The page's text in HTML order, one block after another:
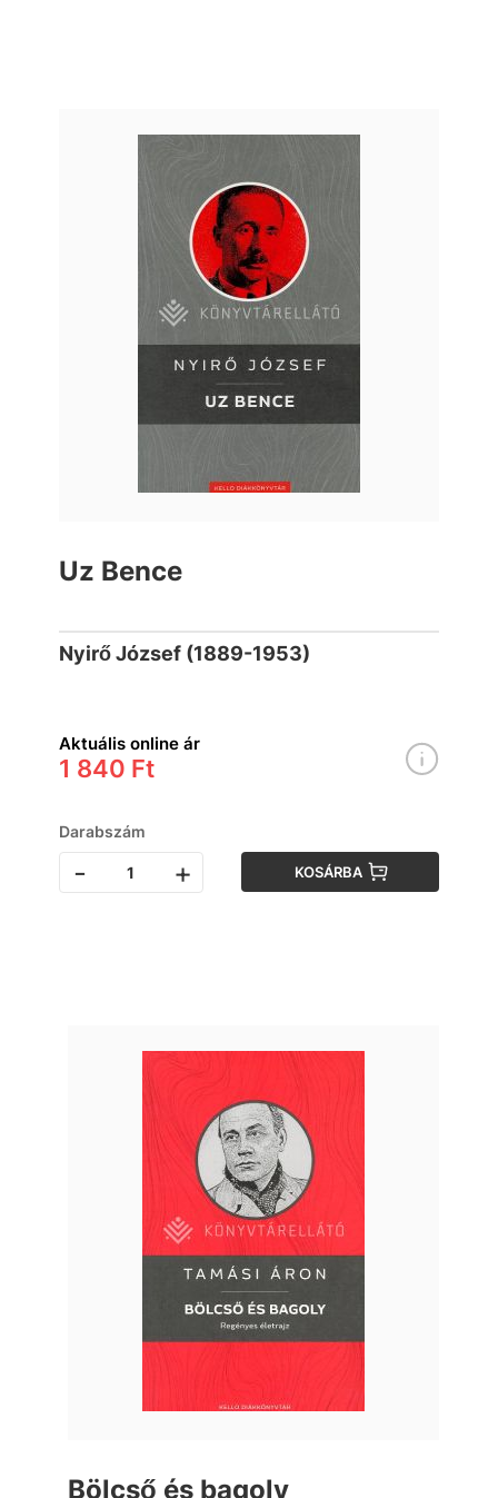
Uz Bence
Nyirő József (1889-1953)
Aktuális online ár
1 840 Ft
Darabszám
- + KOSÁRBA
Bölcső és bagoly